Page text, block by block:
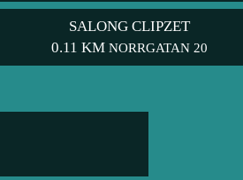
SALONG CLIPZET
0.11 KM NORRGATAN 20